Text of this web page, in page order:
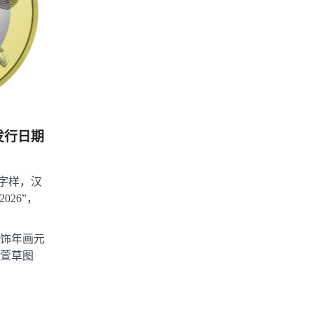
日期
样，汉
，
年画元
草图